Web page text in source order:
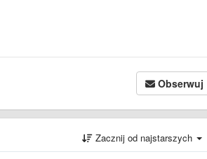
Obserwuj
Zacznij od najstarszych